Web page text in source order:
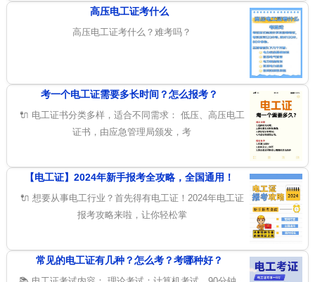
高压电工证考什么
高压电工证考什么？难考吗？
考一个电工证需要多长时间？怎么报考？
🔌 电工证书分类多样，适合不同需求： 低压、高压电工
证书，由应急管理局颁发，考
【电工证】2024年新手报考全攻略，全国通用！
🔌 想要从事电工行业？首先得有电工证！2024年电工证
报考攻略来啦，让你轻松掌
常见的电工证有几种？怎么考？考哪种好？